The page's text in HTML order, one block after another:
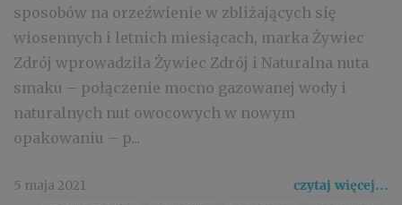
sposobów na orzeźwienie w zbliżających się
wiosennych i letnich miesiącach, marka Żywiec
Zdrój wprowadziła Żywiec Zdrój i Naturalna nuta
smaku – połączenie mocno gazowanej wody i
naturalnych nut owocowych w nowym
opakowaniu – p...
5 maja 2021 czytaj więcej...